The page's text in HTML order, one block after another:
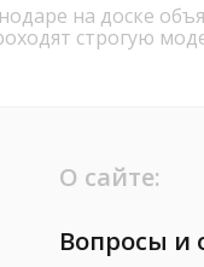
на доске
строгую
О сайте:
Вопросы и